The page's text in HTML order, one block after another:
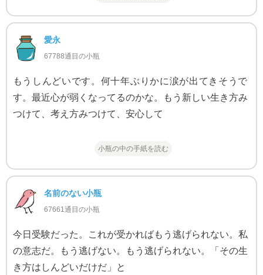
愛永
67788通目の小瓶
もうしんどいです。何十年ぶりかに涙が出てきそうで
す。最近心が弱くなってるのかな。もう新しい生き方み
つけて、考え方みつけて、安心して
小瓶の中の手紙を読む
名前のない小瓶
67661通目の小瓶
今日受験だった。これが受かればもう逃げられない。私
の意志だ。もう逃げない。もう逃げられない。「その生
き方はしんどいだけだ」と